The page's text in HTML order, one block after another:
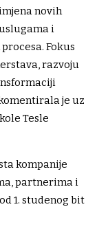
novih
i
Fokus
razvoju
je uz
Tesle
kompanije
partnerima i
1. studenog bit